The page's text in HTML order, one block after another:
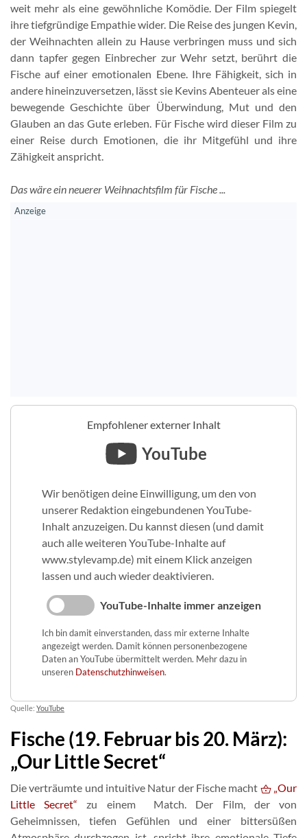
weit mehr als eine gewöhnliche Komödie. Der Film spiegelt
ihre tiefgründige Empathie wider. Die Reise des jungen Kevin,
der Weihnachten allein zu Hause verbringen muss und sich
dann tapfer gegen Einbrecher zur Wehr setzt, berührt die
Fische auf einer emotionalen Ebene. Ihre Fähigkeit, sich in
andere hineinzuversetzen, lässt sie Kevins Abenteuer als eine
bewegende Geschichte über Überwindung, Mut und den
Glauben an das Gute erleben. Für Fische wird dieser Film zu
einer Reise durch Emotionen, die ihr Mitgefühl und ihre
Zähigkeit anspricht.
Das wäre ein neuerer Weihnachtsfilm für Fische ...
Empfohlener externer Inhalt
YouTube
Wir benötigen deine Einwilligung, um den von
unserer Redaktion eingebundenen YouTube-
Inhalt anzuzeigen. Du kannst diesen (und damit
auch alle weiteren YouTube-Inhalte auf
www.stylevamp.de) mit einem Klick anzeigen
lassen und auch wieder deaktivieren.
YouTube-Inhalte immer anzeigen
Ich bin damit einverstanden, dass mir externe Inhalte
angezeigt werden. Damit können personenbezogene
Daten an YouTube übermittelt werden. Mehr dazu in
unseren Datenschutzhinweisen.
Quelle: YouTube
Fische (19. Februar bis 20. März):
„Our Little Secret“
Die verträumte und intuitive Natur der Fische macht
„Our
Little Secret“zu einem Match. Der Film, der von
Geheimnissen, tiefen Gefühlen und einer bittersüßen